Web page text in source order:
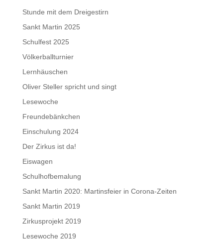
Stunde mit dem Dreigestirn
Sankt Martin 2025
Schulfest 2025
Völkerballturnier
Lernhäuschen
Oliver Steller spricht und singt
Lesewoche
Freundebänkchen
Einschulung 2024
Der Zirkus ist da!
Eiswagen
Schulhofbemalung
Sankt Martin 2020: Martinsfeier in Corona-Zeiten
Sankt Martin 2019
Zirkusprojekt 2019
Lesewoche 2019